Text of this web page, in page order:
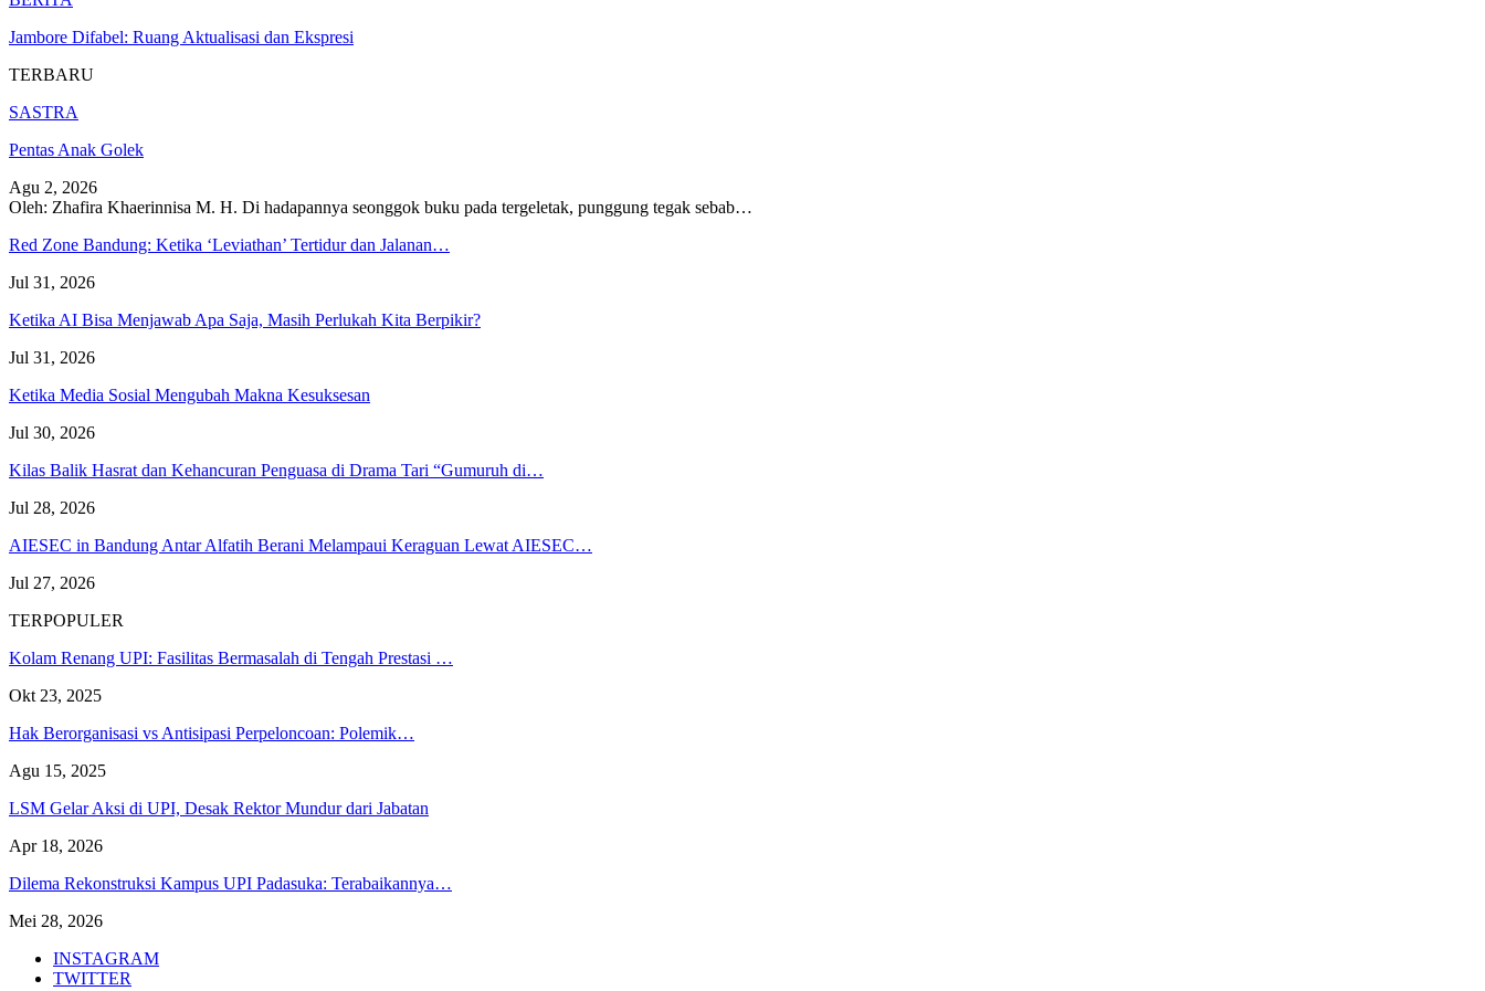
Jambore Difabel: Ruang Aktualisasi dan Ekspresi
TERBARU
SASTRA
Pentas Anak Golek
Agu 2, 2026
Oleh: Zhafira Khaerinnisa M. H. Di hadapannya seonggok buku pada tergeletak, punggung tegak sebab…
Red Zone Bandung: Ketika ‘Leviathan’ Tertidur dan Jalanan…
Jul 31, 2026
Ketika AI Bisa Menjawab Apa Saja, Masih Perlukah Kita Berpikir?
Jul 31, 2026
Ketika Media Sosial Mengubah Makna Kesuksesan
Jul 30, 2026
Kilas Balik Hasrat dan Kehancuran Penguasa di Drama Tari “Gumuruh di…
Jul 28, 2026
AIESEC in Bandung Antar Alfatih Berani Melampaui Keraguan Lewat AIESEC…
Jul 27, 2026
TERPOPULER
Kolam Renang UPI: Fasilitas Bermasalah di Tengah Prestasi …
Okt 23, 2025
Hak Berorganisasi vs Antisipasi Perpeloncoan: Polemik…
Agu 15, 2025
LSM Gelar Aksi di UPI, Desak Rektor Mundur dari Jabatan
Apr 18, 2026
Dilema Rekonstruksi Kampus UPI Padasuka: Terabaikannya…
Mei 28, 2026
INSTAGRAM
TWITTER